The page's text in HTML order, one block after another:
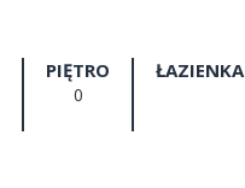
PIĘTRO
0
ŁAZIENKA